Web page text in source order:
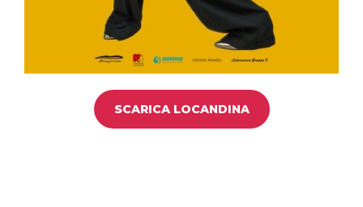
SCARICA LOCANDINA